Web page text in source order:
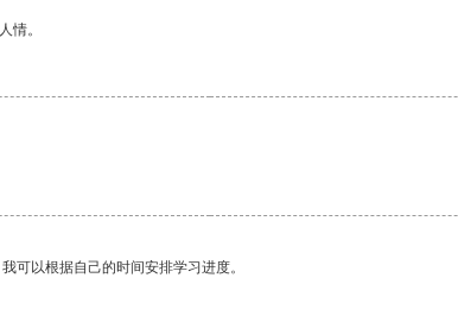
情。
可以根据自己的时间安排学习进度。